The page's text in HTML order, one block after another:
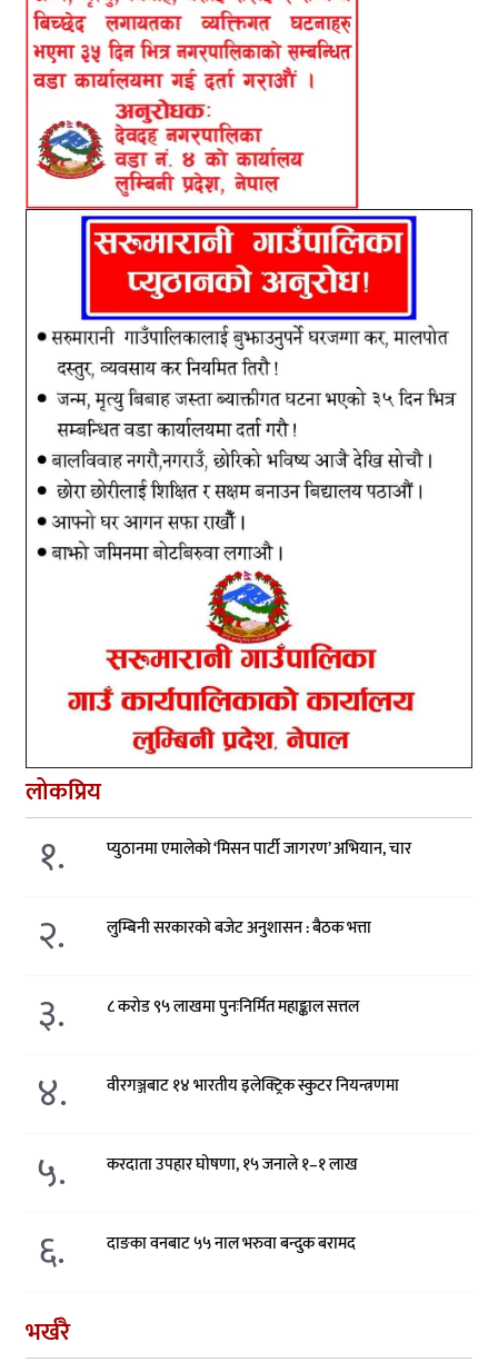
लोकप्रिय
१. प्युठानमा एमालेको ‘मिसन पार्टी जागरण’ अभियान, चार
२. लुम्बिनी सरकारको बजेट अनुशासन : बैठक भत्ता
३. ८ करोड ९५ लाखमा पुनःनिर्मित महाङ्काल सत्तल
४. वीरगञ्जबाट १४ भारतीय इलेक्ट्रिक स्कुटर नियन्त्रणमा
५. करदाता उपहार घोषणा, १५ जनाले १–१ लाख
६. दाङका वनबाट ५५ नाल भरुवा बन्दुक बरामद
भर्खरै